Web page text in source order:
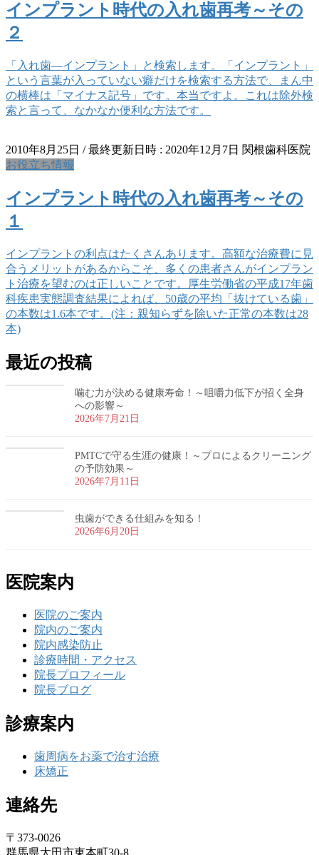
インプラント時代の入れ歯再考～その
２
「入れ歯―インプラント」と検索します。「インプラント」
という言葉が入っていない癖だけを検索する方法で、まん中
の横棒は「マイナス記号」です。本当ですよ。これは除外検
索と言って、なかなか便利な方法です。
2010年8月25日 / 最終更新日時 : 2020年12月7日 関根歯科医院
お役立ち情報
インプラント時代の入れ歯再考～その
１
インプラントの利点はたくさんあります。高額な治療費に見
合うメリットがあるからこそ、多くの患者さんがインプラン
ト治療を望むのは正しいことです。厚生労働省の平成17年歯
科疾患実態調査結果によれば、50歳の平均「抜けている歯」
の本数は1.6本です。(注：親知らずを除いた正常の本数は28
本)
最近の投稿
噛む力が決める健康寿命！～咀嚼力低下が招く全身
への影響～
2026年7月21日
PMTCで守る生涯の健康！～プロによるクリーニング
の予防効果～
2026年7月11日
虫歯ができる仕組みを知る！
2026年6月20日
医院案内
医院のご案内
院内のご案内
院内感染防止
診療時間・アクセス
院長プロフィール
院長ブログ
診療案内
歯周病をお薬で治す治療
床矯正
連絡先
〒373-0026
群馬県太田市東本町30-8